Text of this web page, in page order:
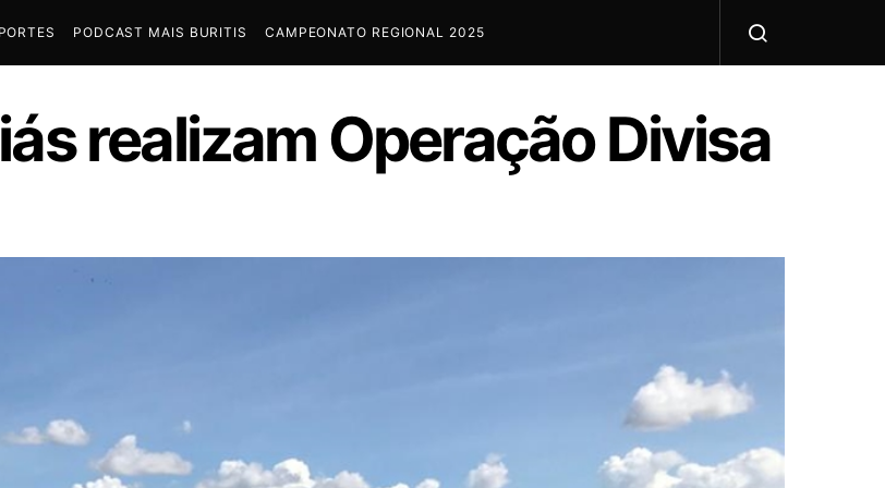
PODCAST MAIS BURITIS CAMPEONATO REGIONAL 2025
realizam Operação Divisa